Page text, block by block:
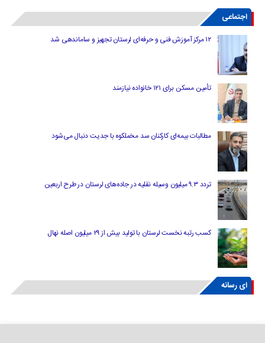
اجتماعی
۱۲ مرکز آموزش فنی و حرفه‌ای لرستان تجهیز و ساماندهی شد
تأمین مسکن برای ۱۲۱ خانواده نیازمند
مطالبات بیمه‌ای کارکنان سد مخملکوه با جدیت دنبال می‌شود
تردد ۹.۳ میلیون وسیله نقلیه در جاده‌های لرستان در طرح اربعین
کسب رتبه نخست لرستان با تولید بیش از ۲۹ میلیون اصله نهال
ای رسانه